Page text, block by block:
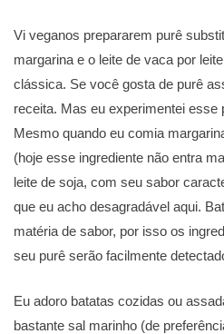
Vi veganos prepararem purê
margarina e o leite de vaca por
clássica. Se você gosta de purê
receita. Mas eu experimentei esse
Mesmo quando eu comia
(hoje esse ingrediente não entra
leite de soja, com seu sabor
que eu acho desagradável aqui.
matéria de sabor, por isso os
seu purê serão facilmente
Eu adoro batatas cozidas ou
bastante sal marinho (de